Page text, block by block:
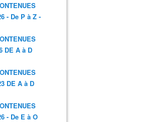
- De P à Z -
DE A à D
DE A à D
- De E à O